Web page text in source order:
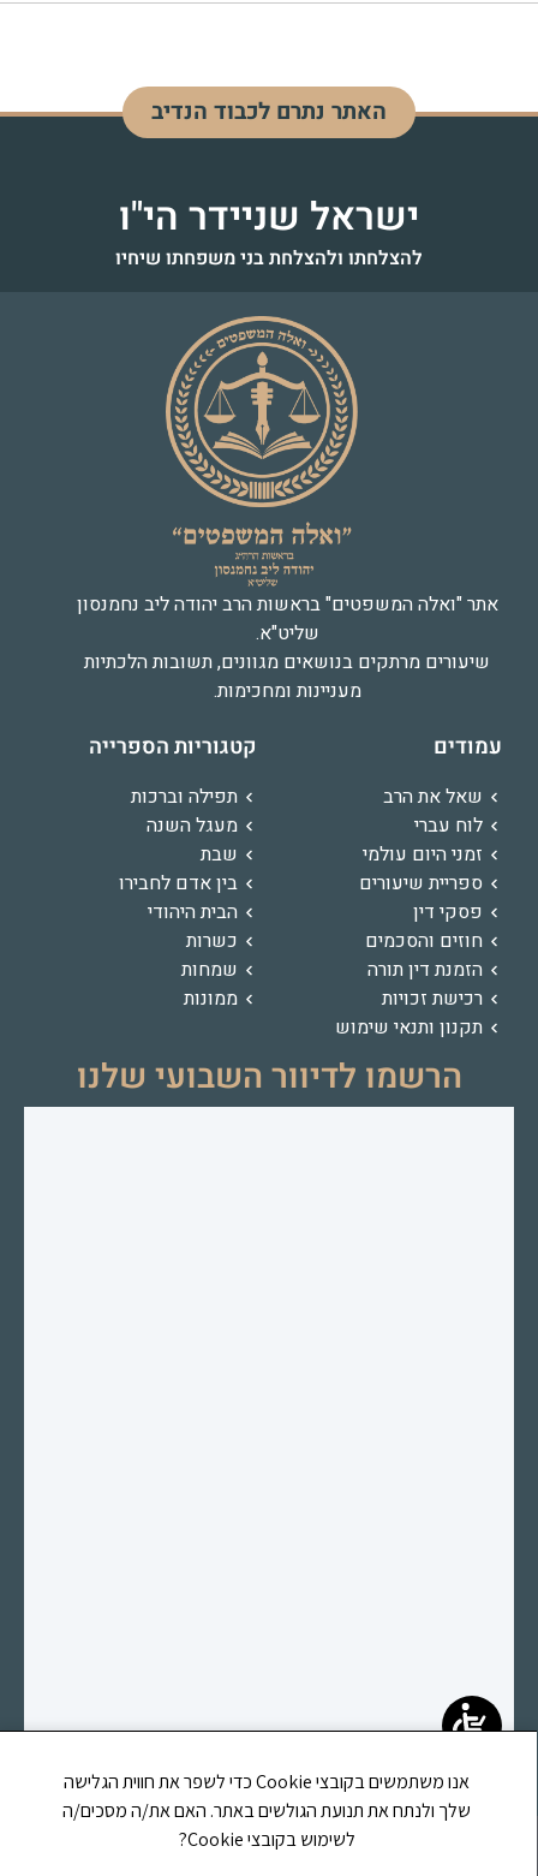
ינון בן יפה שיינדל
האתר נתרם לכבוד הנדיב
ישראל שניידר הי"ו
להצלחתו ולהצלחת בני משפחתו שיחיו
אתר "ואלה המשפטים" בראשות הרב יהודה ליב נחמנסון
שליט"א.
שיעורים מרתקים בנושאים מגוונים, תשובות הלכתיות
מעניינות ומחכימות.
עמודים
שאל את הרב
לוח עברי
זמני היום עולמי
ספריית שיעורים
פסקי דין
חוזים והסכמים
הזמנת דין תורה
רכישת זכויות
תקנון ותנאי שימוש
קטגוריות הספרייה
תפילה וברכות
מעגל השנה
שבת
בין אדם לחבירו
הבית היהודי
כשרות
שמחות
ממונות
הרשמו לדיוור השבועי שלנו
אנו משתמשים בקובצי Cookie כדי לשפר את חווית הגלישה
שלך ולנתח את תנועת הגולשים באתר. האם את/ה מסכים/ה
לשימוש בקובצי Cookie?